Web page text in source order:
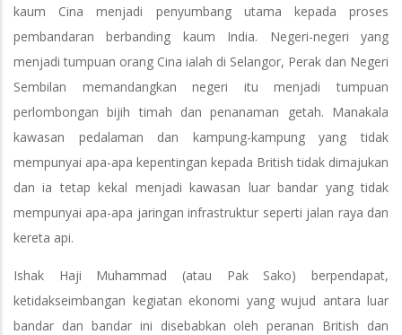
kaum Cina menjadi penyumbang utama kepada proses
pembandaran berbanding kaum India. Negeri-negeri yang
menjadi tumpuan orang Cina ialah di Selangor, Perak dan Negeri
Sembilan memandangkan negeri itu menjadi tumpuan
perlombongan bijih timah dan penanaman getah. Manakala
kawasan pedalaman dan kampung-kampung yang tidak
mempunyai apa-apa kepentingan kepada British tidak dimajukan
dan ia tetap kekal menjadi kawasan luar bandar yang tidak
mempunyai apa-apa jaringan infrastruktur seperti jalan raya dan
kereta api.
Ishak Haji Muhammad (atau Pak Sako) berpendapat,
ketidakseimbangan kegiatan ekonomi yang wujud antara luar
bandar dan bandar ini disebabkan oleh peranan British dan